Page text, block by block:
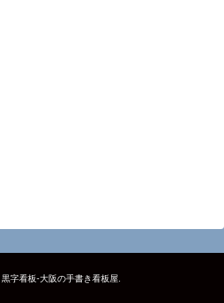
黒字看板‐大阪の手書き看板屋